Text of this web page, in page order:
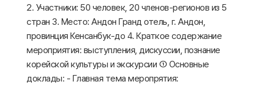
2. Участники: 50 человек, 20 членов-регионов из 5
стран 3. Место: Андон Гранд отель, г. Андон,
провинция Кенсанбук-до 4. Краткое содержание
мероприятия: выступления, дискуссии, познание
корейской культуры и экскурсии ① Основные
доклады: - Главная тема меропрятия: